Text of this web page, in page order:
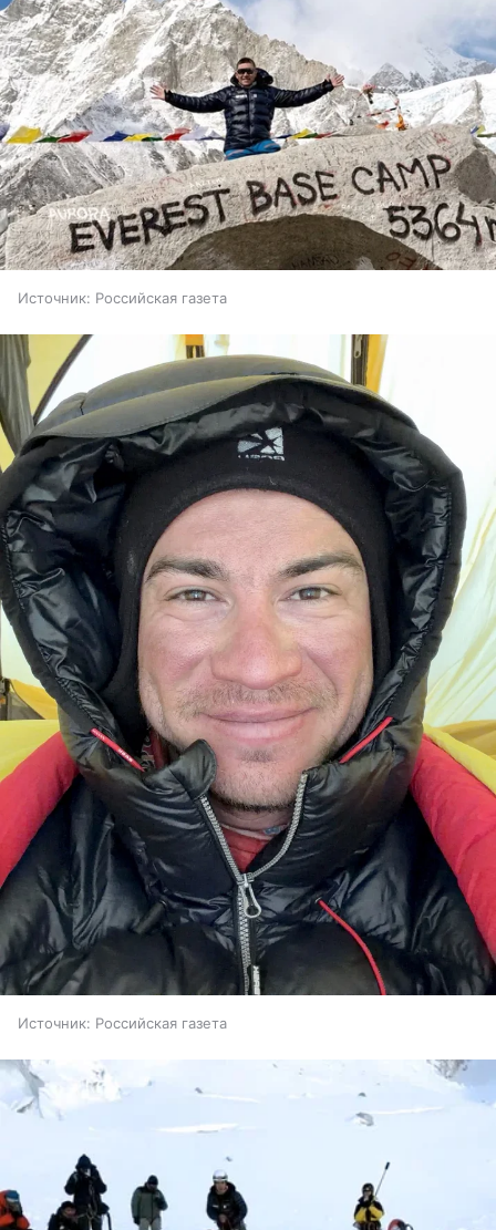
Источник: Российская газета
Источник: Российская газета